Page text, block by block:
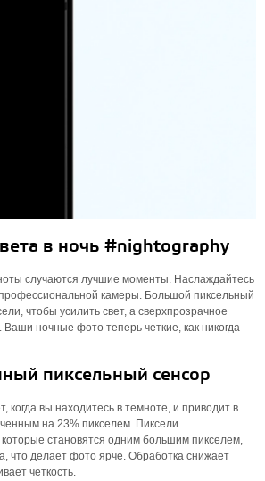
в ночь #nightography
случаются лучшие моменты. Наслаждайтесь
камеры. Большой пиксельный
чтобы усилить свет, а сверхпрозрачное
Ваши ночные фото теперь четкие, как никогда
пиксельный сенсор
когда вы находитесь в темноте, и приводит в
на 23% пикселем. Пиксели
становятся одним большим пикселем,
что делает фото ярче. Обработка снижает
четкость.